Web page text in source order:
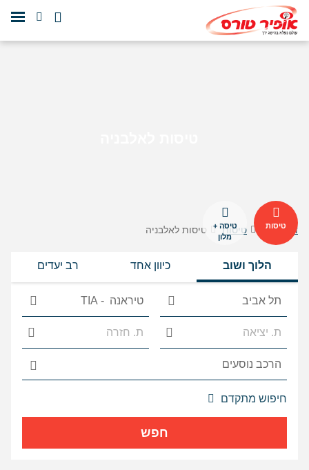
דף הבית טיסות טיסות לאלבניה טיסות
טיסה +
מלון
הלוך ושוב כיוון אחד רב יעדים
חפש
חיפוש מתקדם
אפשרויות
הנוספות